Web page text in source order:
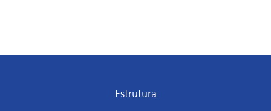
Estrutura